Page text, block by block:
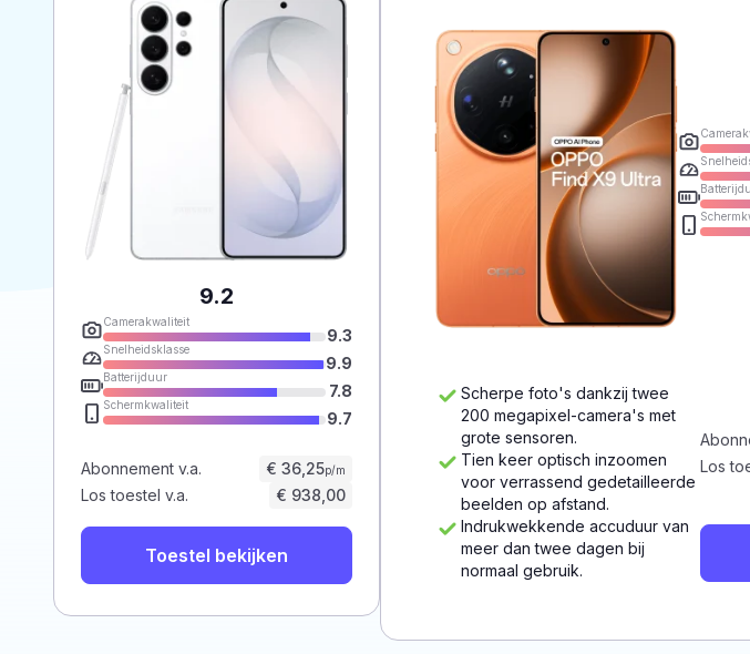
Scherpe foto's dankzij twee
200 megapixel-camera's met
grote sensoren.
Tien keer optisch inzoomen
voor verrassend gedetailleerde
beelden op afstand.
Indrukwekkende accuduur van
meer dan twee dagen bij
normaal gebruik.
Los
9.2
Camerakwaliteit
9.3
Snelheidsklasse
9.9
Batterijduur
7.8
Schermkwaliteit
9.7
Abonnement v.a. € 36,25p/m
Los toestel v.a. € 938,00
Toestel bekijken